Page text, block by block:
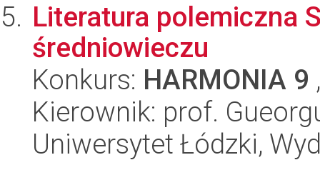
Literatura polemiczna
średniowieczu
Konkurs: HARMONIA 9
Kierownik: prof.
Uniwersytet Łódzki,